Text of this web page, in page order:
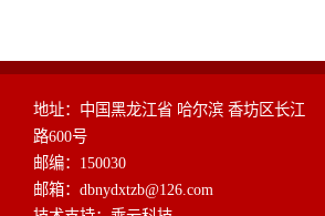
地址：中国黑龙江省 哈尔滨 香坊区长江
路600号
邮编：150030
邮箱：dbnydxtzb@126.com